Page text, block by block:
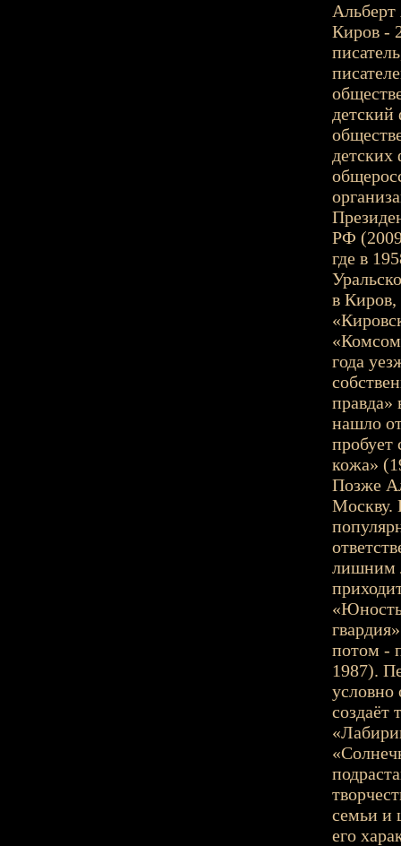
Альберт
Киров -
РФ
где в
в Киров,
года
правда»
нашло
пробует
кожа»
Позже
Москву.
лишним
потом -
1987).
условно
создаёт
семьи и
его